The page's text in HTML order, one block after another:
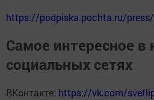
https://podpiska.pochta.ru/press/
Самое интересное в
социальных сетях
ВКонтакте: https://vk.com/